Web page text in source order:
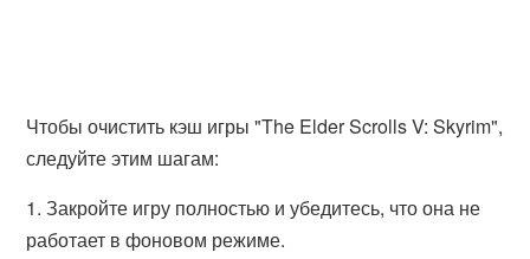
Чтобы очистить кэш игры "The Elder Scrolls V: Skyrim",
следуйте этим шагам:
1. Закройте игру полностью и убедитесь, что она не
работает в фоновом режиме.